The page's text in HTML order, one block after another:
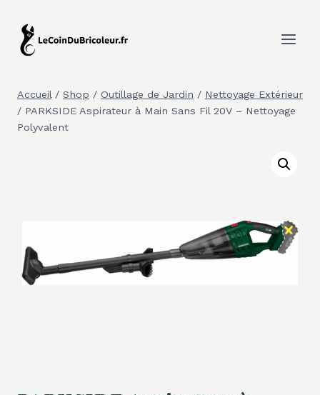
contenu
Accueil / Shop / Outillage de Jardin / Nettoyage Extérieur
/ PARKSIDE Aspirateur à Main Sans Fil 20V – Nettoyage
Polyvalent